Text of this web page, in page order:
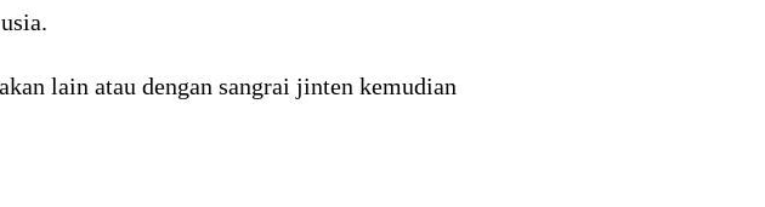
lain atau dengan sangrai jinten kemudian